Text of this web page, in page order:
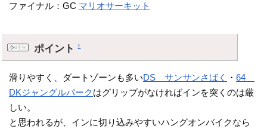
ファイナル：GC マリオサーキット
ポイント†
滑りやすく、ダートゾーンも多いDS サンサンさばく ・64
DKジャングルパークはグリップがなければインを突くのは厳
しい。
と思われるが、インに切り込みやすいハングオンバイクなら